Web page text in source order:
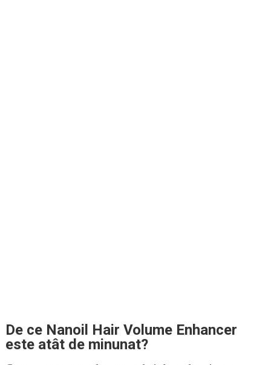
De ce Nanoil Hair Volume Enhancer
este atât de minunat?